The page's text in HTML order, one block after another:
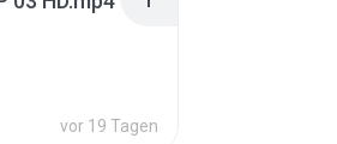
vor 19 Tagen